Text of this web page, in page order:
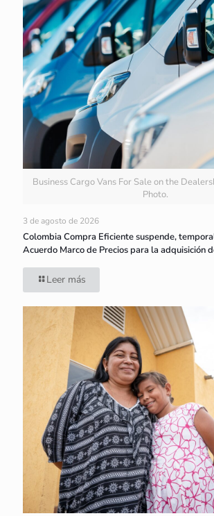
Business Cargo Vans For Sale on the
Photo.
3 de agosto de 2026
Colombia Compra Eficiente suspende,
Acuerdo Marco de Precios para la adquisición
Leer más